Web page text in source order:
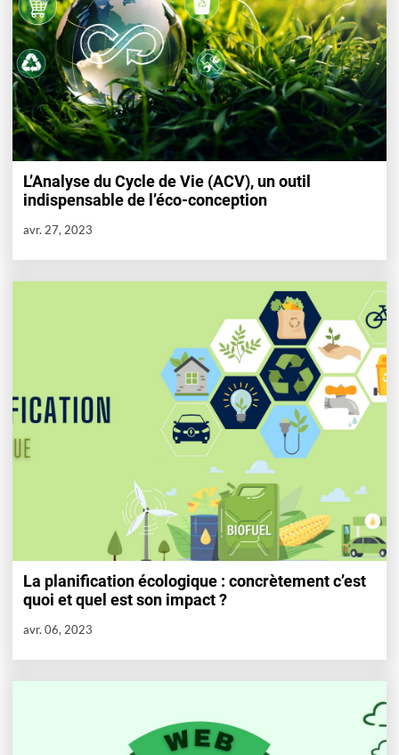
L’Analyse du Cycle de Vie (ACV), un outil
indispensable de l’éco-conception
avr. 27, 2023
La planification écologique : concrètement c’est
quoi et quel est son impact ?
avr. 06, 2023